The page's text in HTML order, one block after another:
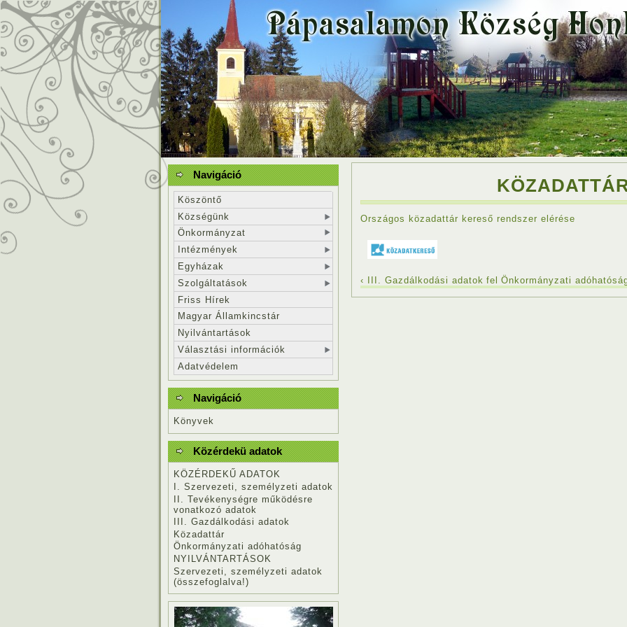
Országos közadattár kereső rendszer elérése
‹ III. Gazdálkodási adatok fel Önkormányzati
Navigáció
Köszöntő
Községünk
Önkormányzat
Intézmények
Egyházak
Szolgáltatások
Friss Hírek
Magyar Államkincstár
Nyilvántartások
Választási információk
Adatvédelem
Navigáció
Könyvek
Közérdekü adatok
KÖZÉRDEKŰ ADATOK
I. Szervezeti, személyzeti adatok
II. Tevékenységre működésre
vonatkozó adatok
III. Gazdálkodási adatok
Közadattár
Önkormányzati adóhatóság
NYILVÁNTARTÁSOK
Szervezeti, személyzeti adatok
(összefoglalva!)